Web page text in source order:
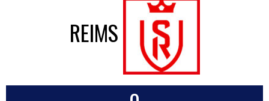
REIMS